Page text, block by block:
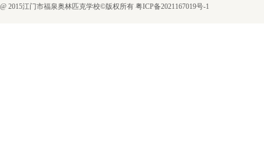
@ 2015江门市福泉奥林匹克学校©版权所有 粤ICP备2021167019号-1